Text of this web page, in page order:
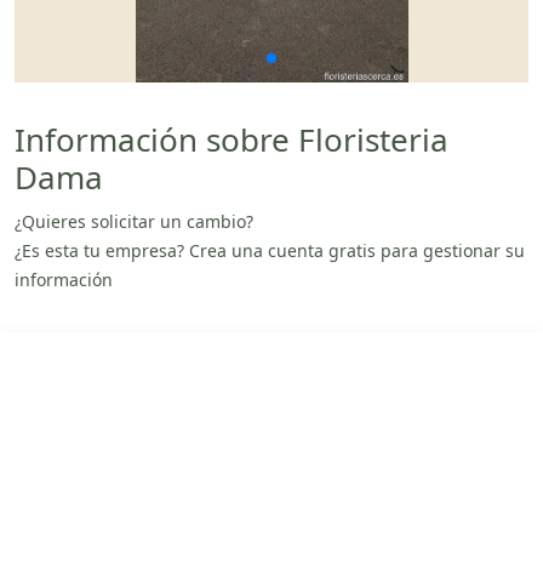
Información sobre Floristeria
Dama
¿Quieres solicitar un cambio?
¿Es esta tu empresa? Crea una cuenta gratis para gestionar su
información